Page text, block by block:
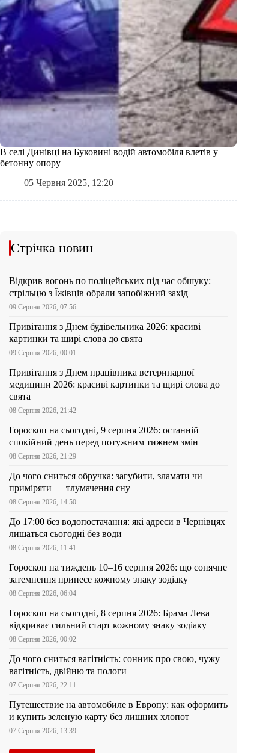
В селі Динівці на Буковині водій автомобіля влетів у
бетонну опору
05 Червня 2025, 12:20
Стрічка новин
Відкрив вогонь по поліцейських під час обшуку:
стрільцю з Їжівців обрали запобіжний захід
09 Серпня 2026, 07:56
Привітання з Днем будівельника 2026: красиві
картинки та щирі слова до свята
09 Серпня 2026, 00:01
Привітання з Днем працівника ветеринарної
медицини 2026: красиві картинки та щирі слова до
свята
08 Серпня 2026, 21:42
Гороскоп на сьогодні, 9 серпня 2026: останній
спокійний день перед потужним тижнем змін
08 Серпня 2026, 21:29
До чого сниться обручка: загубити, зламати чи
приміряти — тлумачення сну
08 Серпня 2026, 14:50
До 17:00 без водопостачання: які адреси в Чернівцях
лишаться сьогодні без води
08 Серпня 2026, 11:41
Гороскоп на тиждень 10–16 серпня 2026: що сонячне
затемнення принесе кожному знаку зодіаку
08 Серпня 2026, 06:04
Гороскоп на сьогодні, 8 серпня 2026: Брама Лева
відкриває сильний старт кожному знаку зодіаку
08 Серпня 2026, 00:02
До чого сниться вагітність: сонник про свою, чужу
вагітність, двійню та пологи
07 Серпня 2026, 22:11
Путешествие на автомобиле в Европу: как оформить
и купить зеленую карту без лишних хлопот
07 Серпня 2026, 13:39